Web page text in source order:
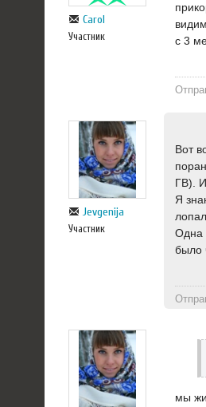
Carol
Участник
с 3
Jevgenija
Участник
Вот
ГВ).
Я
Одна
было
мы